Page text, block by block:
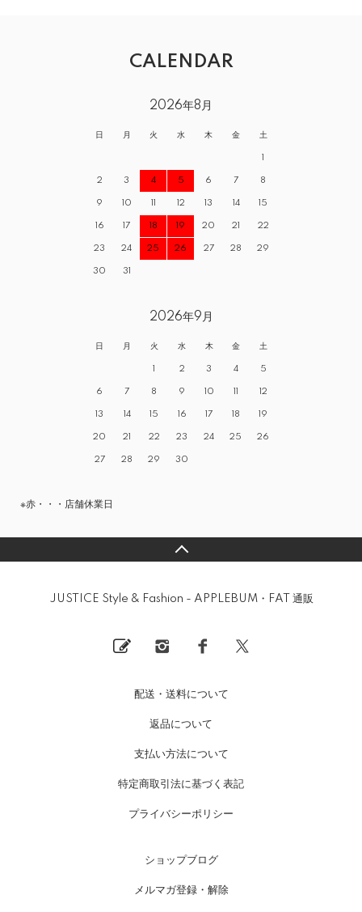
CALENDAR
2026年8月
日 月 火 水 木 金 土
1
2 3 4 5 6 7 8
9 10 11 12 13 14 15
16 17 18 19 20 21 22
23 24 25 26 27 28 29
30 31
2026年9月
日 月 火 水 木 金 土
1 2 3 4 5
6 7 8 9 10 11 12
13 14 15 16 17 18 19
20 21 22 23 24 25 26
27 28 29 30
※赤・・・店舗休業日
JUSTICE Style & Fashion - APPLEBUM・FAT 通販
配送・送料について
返品について
支払い方法について
特定商取引法に基づく表記
プライバシーポリシー
ショップブログ
メルマガ登録・解除